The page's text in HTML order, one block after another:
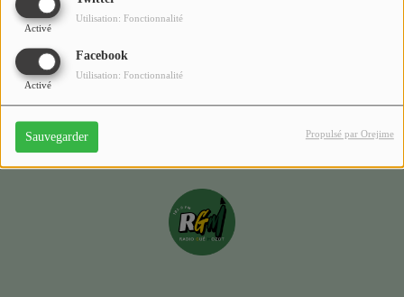
Activé
Utilisation: Fonctionnalité
Facebook
Activé
Utilisation: Fonctionnalité
Sauvegarder Propulsé par Orejime
Contact
être en bonne forme !